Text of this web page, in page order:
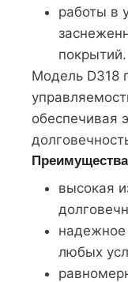
работы в
покрытий.
Модель D318
обеспечивая
высокая
надежное
любых